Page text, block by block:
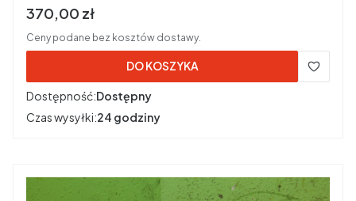
Cena brutto
370,00 zł
Ceny podane bez kosztów dostawy.
DO KOSZYKA
Dostępność:Dostępny
Czas wysyłki:24 godziny